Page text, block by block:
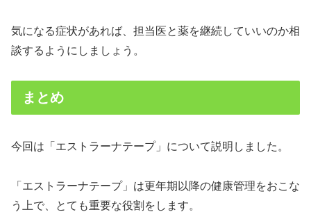
気になる症状があれば、担当医と薬を継続していいのか相
談するようにしましょう。
まとめ
今回は「エストラーナテープ」について説明しました。
「エストラーナテープ」は更年期以降の健康管理をおこな
う上で、とても重要な役割をします。